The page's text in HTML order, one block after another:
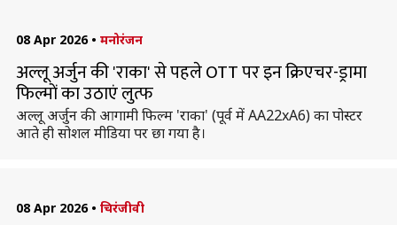
08 Apr 2026 • मनोरंजन
अल्लू अर्जुन की 'राका' से पहले OTT पर इन क्रिएचर-ड्रामा
फिल्माें का उठाएं लुत्फ
अल्लू अर्जुन की आगामी फिल्म 'राका' (पूर्व में AA22xA6) का पोस्टर
आते ही सोशल मीडिया पर छा गया है।
08 Apr 2026 • चिरंजीवी